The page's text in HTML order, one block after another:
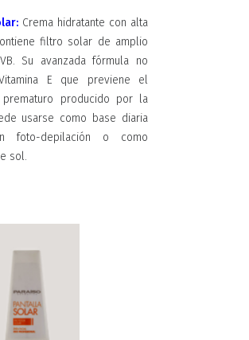
Crema hidratante con alta
filtro solar de amplio
Su avanzada fórmula no
E que previene el
prematuro producido por la
usarse como base diaria
foto-depilación o como
sol.